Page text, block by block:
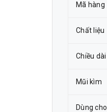
Mã hàng
Chất liệu
Chiều dài
Mũi kìm
Dùng cho